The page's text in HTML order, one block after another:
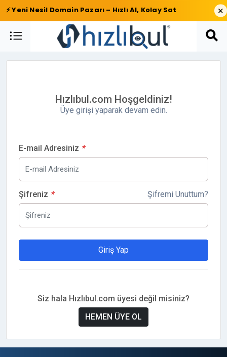
⚡ Yeni Nesil Domain Pazarı – Hızlı Al, Kolay Sat ×
Hızlıbul.com Hoşgeldiniz!
Üye girişi yaparak devam edin.
E-mail Adresiniz *
Şifremi Unuttum?
Şifreniz *
Giriş Yap
Siz hala Hızlıbul.com üyesi değil misiniz?
HEMEN ÜYE OL